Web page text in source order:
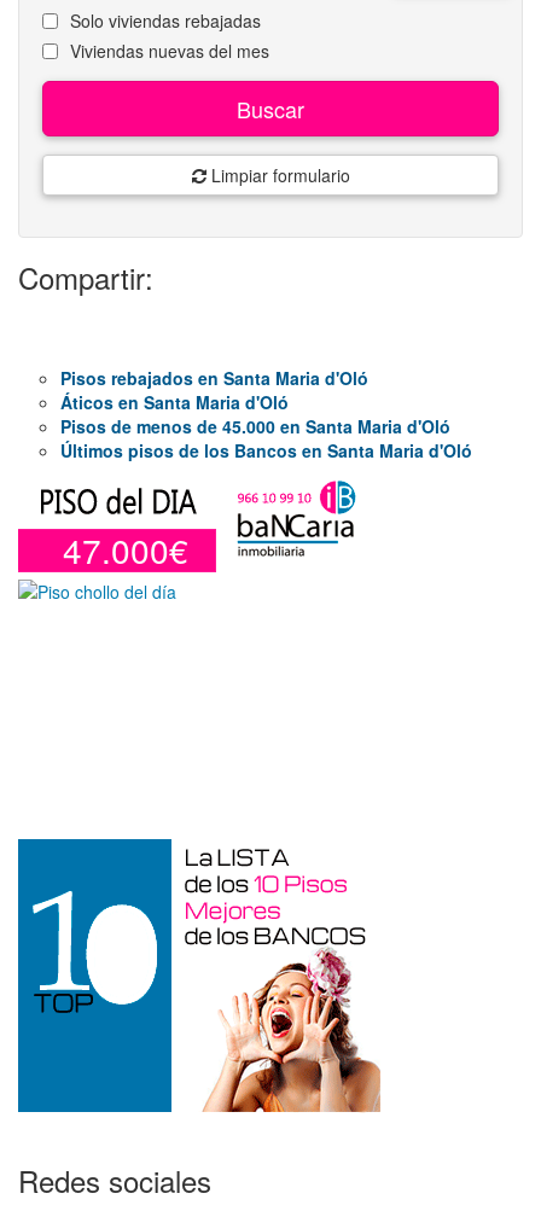
Solo viviendas rebajadas
Viviendas nuevas del mes
Buscar
Limpiar formulario
Compartir:
Pisos rebajados en Santa Maria d'Oló
Áticos en Santa Maria d'Oló
Pisos de menos de 45.000 en Santa Maria d'Oló
Últimos pisos de los Bancos en Santa Maria d'Oló
47.000€
Redes sociales